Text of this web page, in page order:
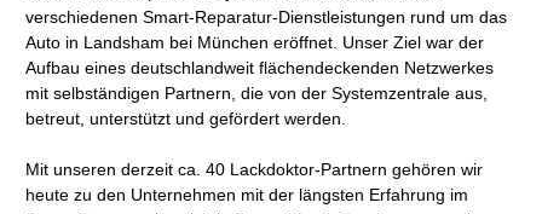
verschiedenen Smart-Reparatur-Dienstleistungen rund um das
Auto in Landsham bei München eröffnet. Unser Ziel war der
Aufbau eines deutschlandweit flächendeckenden Netzwerkes
mit selbständigen Partnern, die von der Systemzentrale aus,
betreut, unterstützt und gefördert werden.
Mit unseren derzeit ca. 40 Lackdoktor-Partnern gehören wir
heute zu den Unternehmen mit der längsten Erfahrung im